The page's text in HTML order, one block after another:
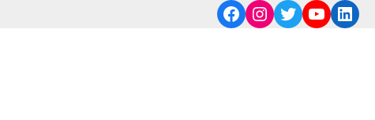
Facebook
Instagram
Twitter